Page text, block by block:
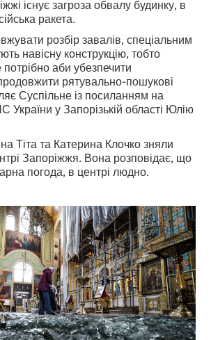
існує загроза обвалу будинку, в
ракета.
розбір завалів, спеціальним
навісну конструкцію, тобто
аби убезпечити
рятувально-пошукові
Суспільне із посиланням на
у Запорізькій області Юлію
Тіта та Катерина Клочко зняли
Запоріжжя. Вона розповідає, що
погода, в центрі людно.